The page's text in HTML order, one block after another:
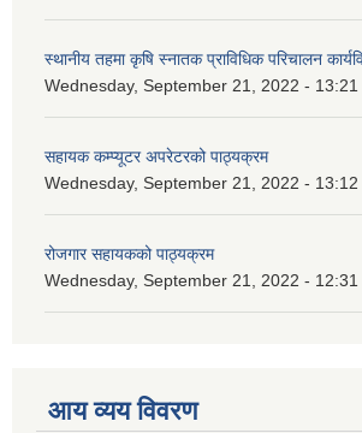
स्थानीय तहमा कृषि स्नातक प्राविधिक परिचालन
Wednesday, September 21, 2022 - 13:21
सहायक कम्प्यूटर अपरेटरको पाठ्यक्रम
Wednesday, September 21, 2022 - 13:12
रोजगार सहायकको पाठ्यक्रम
Wednesday, September 21, 2022 - 12:31
आय व्यय विवरण